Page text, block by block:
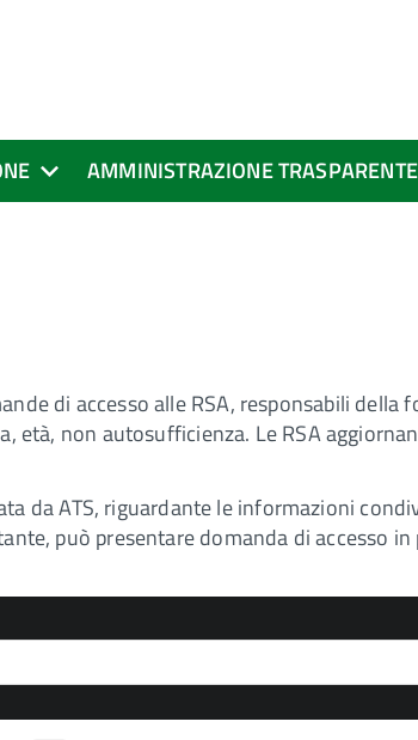
AMMINISTRAZIONE TRASPARENTE
di accesso alle RSA, responsabili
età, non autosufficienza. Le RSA
da ATS, riguardante le informazioni
può presentare domanda di accesso